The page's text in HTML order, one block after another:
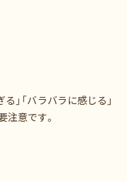
」「バラバラに感じる」
注意です。